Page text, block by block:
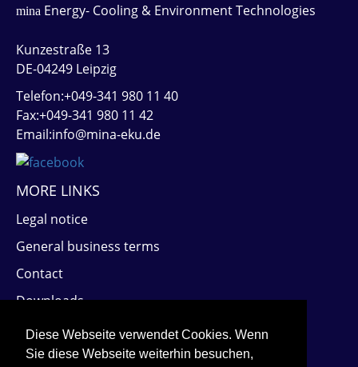
Diese Webseite verwendet Cookies. Wenn
Sie diese Webseite weiterhin besuchen,
mina Energy- Cooling & Environment Technologies
Kunzestraße 13
DE-04249 Leipzig
Telefon:+049-341 980 11 40
Fax:+049-341 980 11 42
Email:info@mina-eku.de
MORE LINKS
Legal notice
General business terms
Contact
Downloads
PARTNERS